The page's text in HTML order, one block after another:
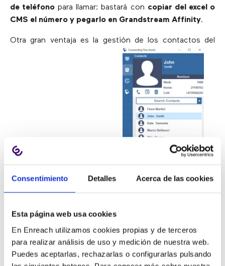
Consentimiento Detalles Acerca de las cookies
Esta página web usa cookies
En Enreach utilizamos cookies propias y de terceros
para realizar análisis de uso y medición de nuestra web.
Puedes aceptarlas, rechazarlas o configurarlas pulsando
de teléfono para llamar: bastará con copiar del excel o
CMS el número y pegarlo en Grandstream Affinity.
Otra gran ventaja es la gestión de los contactos del
teléfono: más sencilla y rápida:
Grandstream Affinity CTI está
gratuitapara todo el mundo y es compatible con las
series de teléfonos IP GXP17xx yGXP21xx.
Con esta nueva app los usuarios pueden: